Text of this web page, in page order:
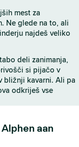
mest za
Ne glede na to, ali
najdeš veliko
deli zanimanja,
si pijačo v
bližnji kavarni. Ali pa
odkriješ vse
aan